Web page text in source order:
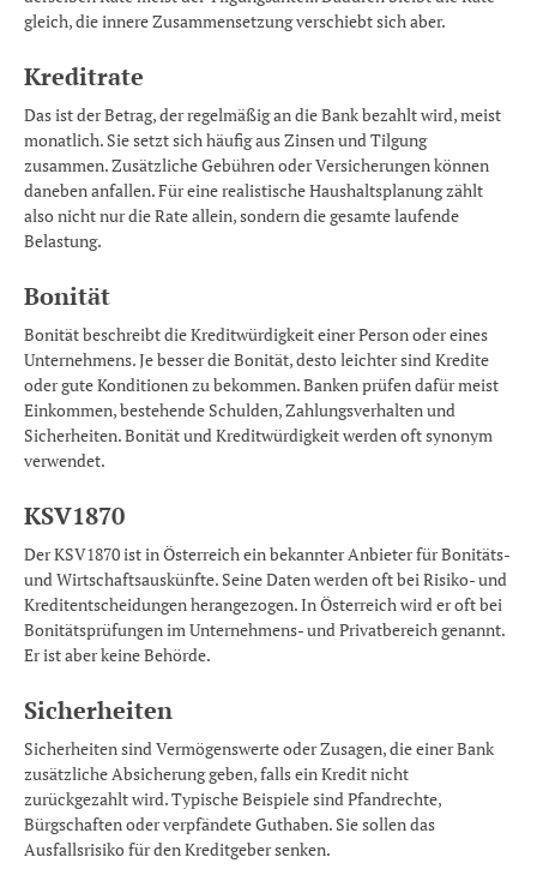
gleich, die innere Zusammensetzung verschiebt sich aber.
Kreditrate
Das ist der Betrag, der regelmäßig an die Bank bezahlt wird, meist
monatlich. Sie setzt sich häufig aus Zinsen und Tilgung
zusammen. Zusätzliche Gebühren oder Versicherungen können
daneben anfallen. Für eine realistische Haushaltsplanung zählt
also nicht nur die Rate allein, sondern die gesamte laufende
Belastung.
Bonität
Bonität beschreibt die Kreditwürdigkeit einer Person oder eines
Unternehmens. Je besser die Bonität, desto leichter sind Kredite
oder gute Konditionen zu bekommen. Banken prüfen dafür meist
Einkommen, bestehende Schulden, Zahlungsverhalten und
Sicherheiten. Bonität und Kreditwürdigkeit werden oft synonym
verwendet.
KSV1870
Der KSV1870 ist in Österreich ein bekannter Anbieter für Bonitäts-
und Wirtschaftsauskünfte. Seine Daten werden oft bei Risiko- und
Kreditentscheidungen herangezogen. In Österreich wird er oft bei
Bonitätsprüfungen im Unternehmens- und Privatbereich genannt.
Er ist aber keine Behörde.
Sicherheiten
Sicherheiten sind Vermögenswerte oder Zusagen, die einer Bank
zusätzliche Absicherung geben, falls ein Kredit nicht
zurückgezahlt wird. Typische Beispiele sind Pfandrechte,
Bürgschaften oder verpfändete Guthaben. Sie sollen das
Ausfallsrisiko für den Kreditgeber senken.